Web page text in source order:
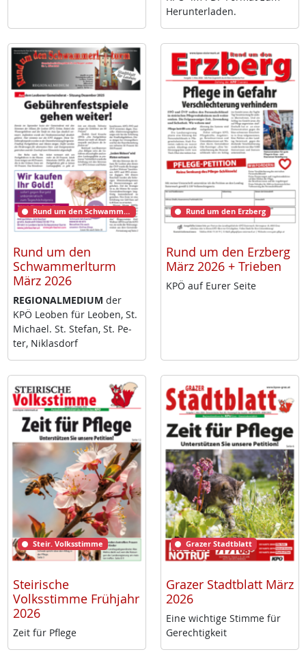
Her­un­ter­la­den.
Rund um den Schwammerlturm
Rund um den
Schwammerlturm
März 2026
RE­GIO­NAL­ME­DI­UM der
KPÖ Leo­ben für Leo­ben, St.
Mi­cha­el. St. Ste­fan, St. Pe­
ter, Niklas­dorf
Rund um den Erzberg
Rund um den Erzberg
März 2026 + Trieben
KPÖ auf Eu­rer Sei­te
Steir. Volksstimme
Steirische
Volksstimme Frühjahr
2026
Zeit für Pf­le­ge
Grazer Stadtblatt
Grazer Stadtblatt März
2026
Ei­ne wich­ti­ge Stim­me für
Ge­rech­tig­keit